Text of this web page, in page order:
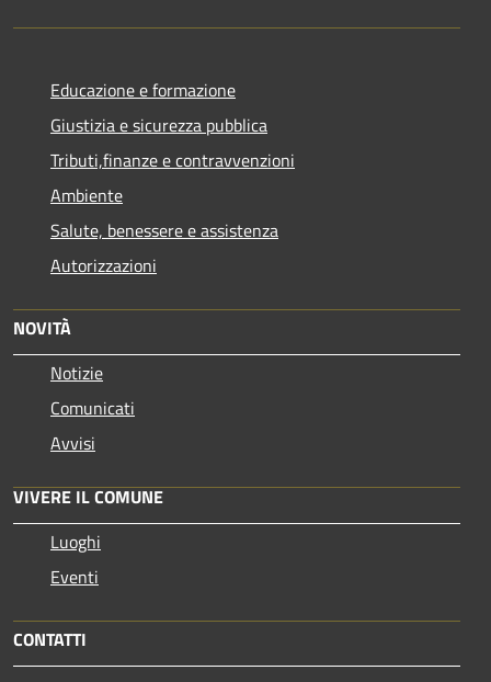
Educazione e formazione
Giustizia e sicurezza pubblica
Tributi,finanze e contravvenzioni
Ambiente
Salute, benessere e assistenza
Autorizzazioni
NOVITÀ
Notizie
Comunicati
Avvisi
VIVERE IL COMUNE
Luoghi
Eventi
CONTATTI